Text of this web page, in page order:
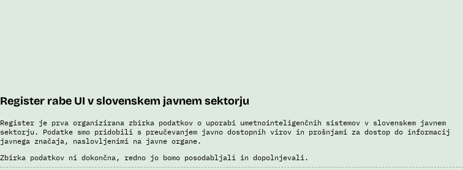
Register rabe UI v slovenskem javnem sektorju
Register je prva organizirana zbirka podatkov o uporabi umetnointeligenčnih sistemov v slovenskem javnem
sektorju. Podatke smo pridobili s preučevanjem javno dostopnih virov in prošnjami za dostop do informacij
javnega značaja, naslovljenimi na javne organe.
Zbirka podatkov ni dokončna, redno jo bomo posodabljali in dopolnjevali.